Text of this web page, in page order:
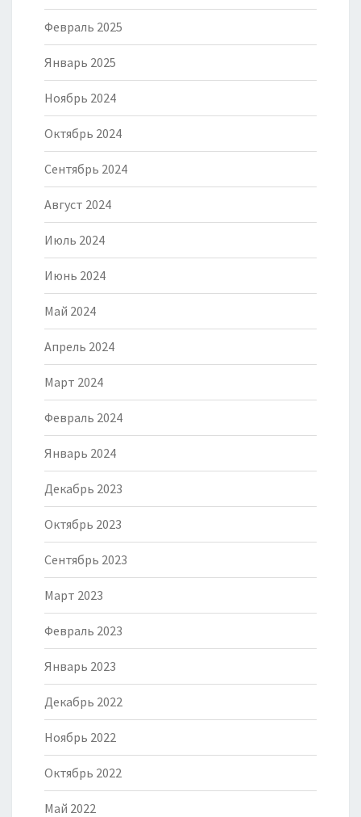
Февраль 2025
Январь 2025
Ноябрь 2024
Октябрь 2024
Сентябрь 2024
Август 2024
Июль 2024
Июнь 2024
Май 2024
Апрель 2024
Март 2024
Февраль 2024
Январь 2024
Декабрь 2023
Октябрь 2023
Сентябрь 2023
Март 2023
Февраль 2023
Январь 2023
Декабрь 2022
Ноябрь 2022
Октябрь 2022
Май 2022